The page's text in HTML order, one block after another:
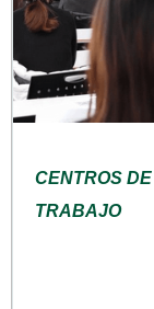
CENTROS
TRABAJO